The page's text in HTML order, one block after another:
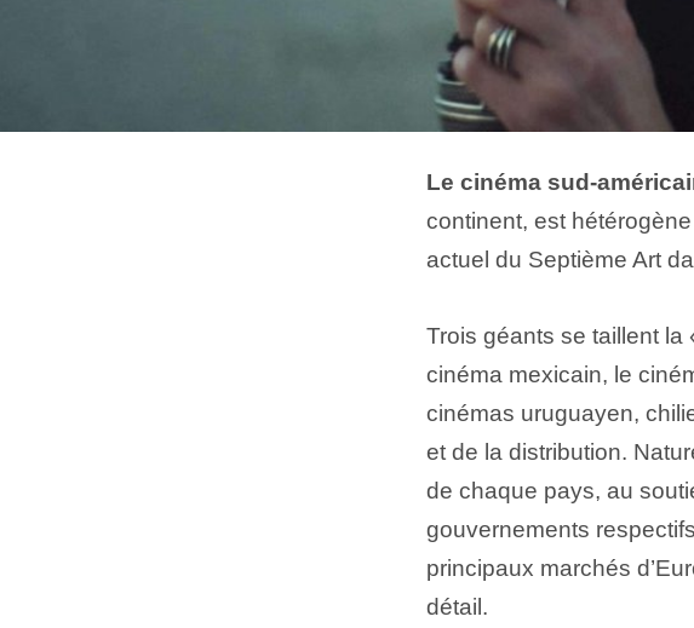
Le cinéma sud-
continent, est hétérogène
actuel du Septième Art
Trois géants se taillent
cinéma mexicain, le
cinémas uruguayen,
et de la distribution.
de chaque pays, au
gouvernements
principaux marchés
détail.